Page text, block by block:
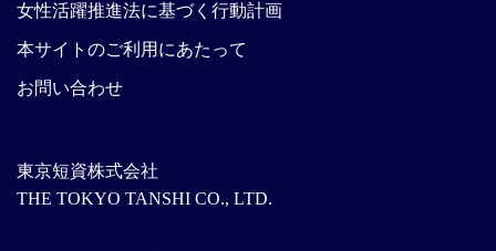
東京短資株式会社
THE TOKYO TANSHI CO., LTD.
女性活躍推進法に基づく行動計画
本サイトのご利用にあたって
お問い合わせ